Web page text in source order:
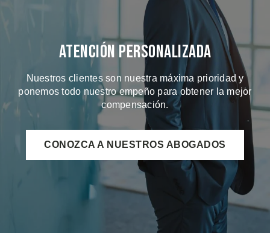
Atención Personalizada
Nuestros clientes son nuestra máxima prioridad y
ponemos todo nuestro empeño para obtener la mejor
compensación.
CONOZCA A NUESTROS ABOGADOS